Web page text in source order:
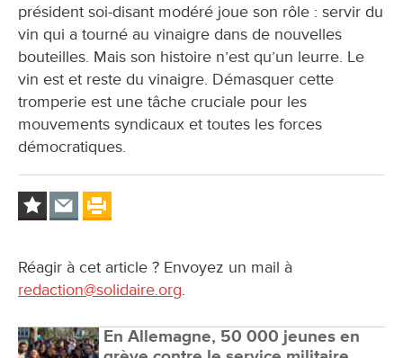
président soi-disant modéré joue son rôle : servir du
vin qui a tourné au vinaigre dans de nouvelles
bouteilles. Mais son histoire n’est qu’un leurre. Le
vin est et reste du vinaigre. Démasquer cette
tromperie est une tâche cruciale pour les
mouvements syndicaux et toutes les forces
démocratiques.
Réagir à cet article ? Envoyez un mail à
redaction@solidaire.org.
En Allemagne, 50 000 jeunes en